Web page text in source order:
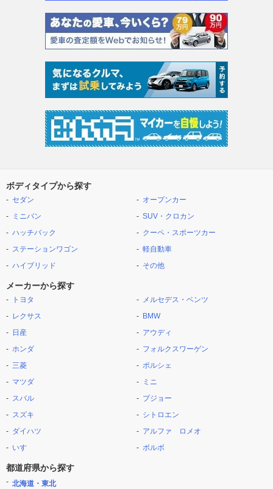
ボディタイプから探す
セダン
ミニバン
ハッチバック
ステーションワゴン
ハイブリッド
オープンカー
SUV・クロカン
クーペ・スポーツカー
軽自動車
その他
メーカーから探す
トヨタ
レクサス
日産
ホンダ
三菱
マツダ
スバル
スズキ
ダイハツ
いすゞ
メルセデス・ベンツ
BMW
アウディ
フォルクスワーゲン
ポルシェ
ミニ
プジョー
シトロエン
アルファ ロメオ
ボルボ
都道府県から探す
北海道・東北